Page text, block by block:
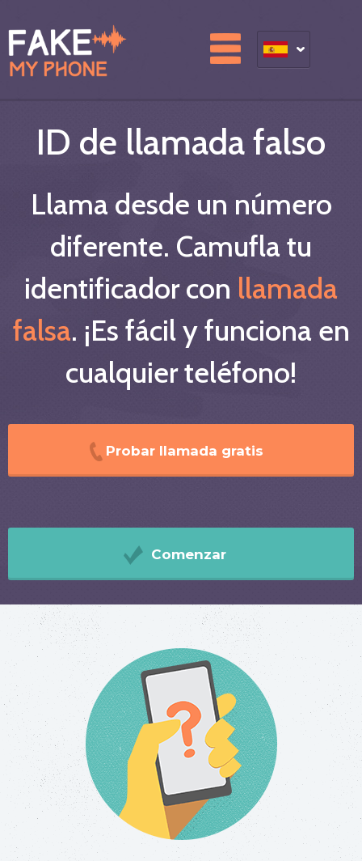
ID de llamada falso
Llama desde un número
diferente. Camufla tu
identificador con llamada
falsa. ¡Es fácil y funciona en
cualquier teléfono!
Probar llamada gratis
Comenzar